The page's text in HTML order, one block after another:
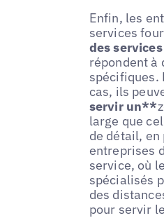
Enfin, les
services
des
répondent à
spécifiques.
cas, ils
servir un**
large que
de détail,
entreprises
service, où
spécialisés
des
pour servir